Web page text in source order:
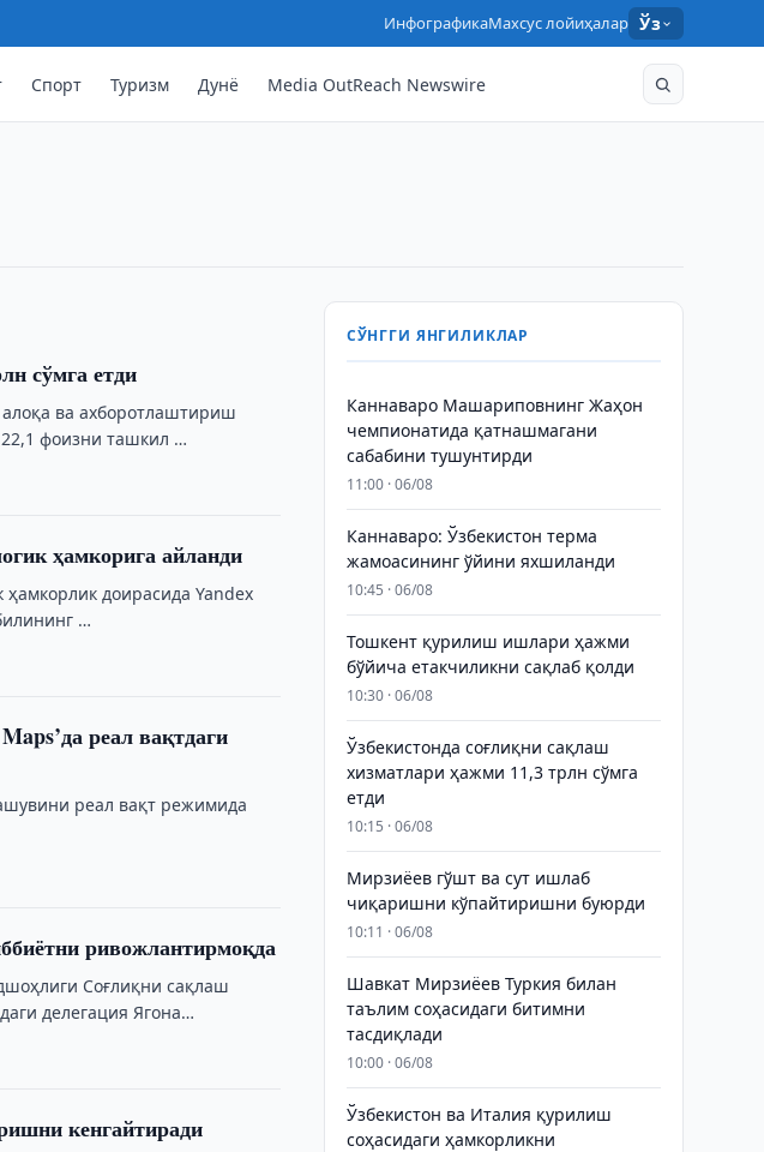
ИнфографикаМахсус лойиҳалар Ўз
Спорт Туризм Дунё Media OutReach Newswire
сўмга етди
ва ахборотлаштириш
фоизни ташкил …
ҳамкорига айланди
доирасида Yandex
…
реал вақтдаги
реал вақт режимида
ривожлантирмоқда
Соғлиқни сақлаш
делегация Ягона
кенгайтиради
СЎНГГИ ЯНГИЛИКЛАР
Каннаваро Машариповнинг Жаҳон
чемпионатида қатнашмагани
сабабини тушунтирди
11:00 · 06/08
Каннаваро: Ўзбекистон терма
жамоасининг ўйини яхшиланди
10:45 · 06/08
Тошкент қурилиш ишлари ҳажми
бўйича етакчиликни сақлаб қолди
10:30 · 06/08
Ўзбекистонда соғлиқни сақлаш
хизматлари ҳажми 11,3 трлн сўмга
етди
10:15 · 06/08
Мирзиёев гўшт ва сут ишлаб
чиқаришни кўпайтиришни буюрди
10:11 · 06/08
Шавкат Мирзиёев Туркия билан
таълим соҳасидаги битимни
тасдиқлади
10:00 · 06/08
Ўзбекистон ва Италия қурилиш
соҳасидаги ҳамкорликни